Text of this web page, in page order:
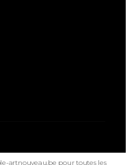
artnouveau.be pour toutes les